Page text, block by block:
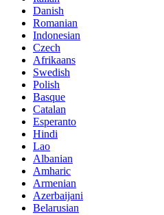
Danish
Romanian
Indonesian
Czech
Afrikaans
Swedish
Polish
Basque
Catalan
Esperanto
Hindi
Lao
Albanian
Amharic
Armenian
Azerbaijani
Belarusian